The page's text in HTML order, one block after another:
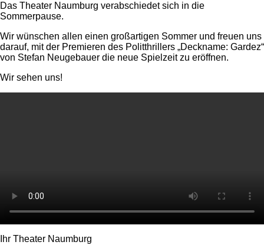
Das Theater Naumburg verabschiedet sich in die
Sommerpause.
Wir wünschen allen einen großartigen Sommer und freuen uns
darauf, mit der Premieren des Politthrillers „Deckname: Gardez“
von Stefan Neugebauer die neue Spielzeit zu eröffnen.
Wir sehen uns!
Ihr Theater Naumburg